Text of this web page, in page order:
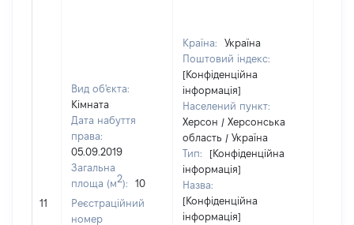
11
Вид об'єкта:
Кімната
Дата набуття
права:
05.09.2019
Загальна
площа (м2):
10
Реєстраційний
номер
Країна:
Україна
Поштовий індекс:
[Конфіденційна
інформація]
Населений пункт:
Херсон / Херсонська
область / Україна
Тип:
[Конфіденційна
інформація]
Назва:
[Конфіденційна
інформація]